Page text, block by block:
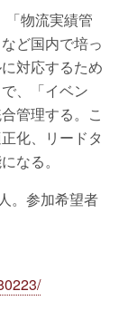
「物流実績管
ど国内で培っ
対応するため
、「イベン
管理する。こ
化、リードタ
なる。
。参加希望者